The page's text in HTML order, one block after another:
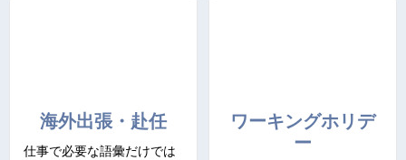
海外出張・赴任
仕事で必要な語彙だけでは
ワーキングホリデ
ー